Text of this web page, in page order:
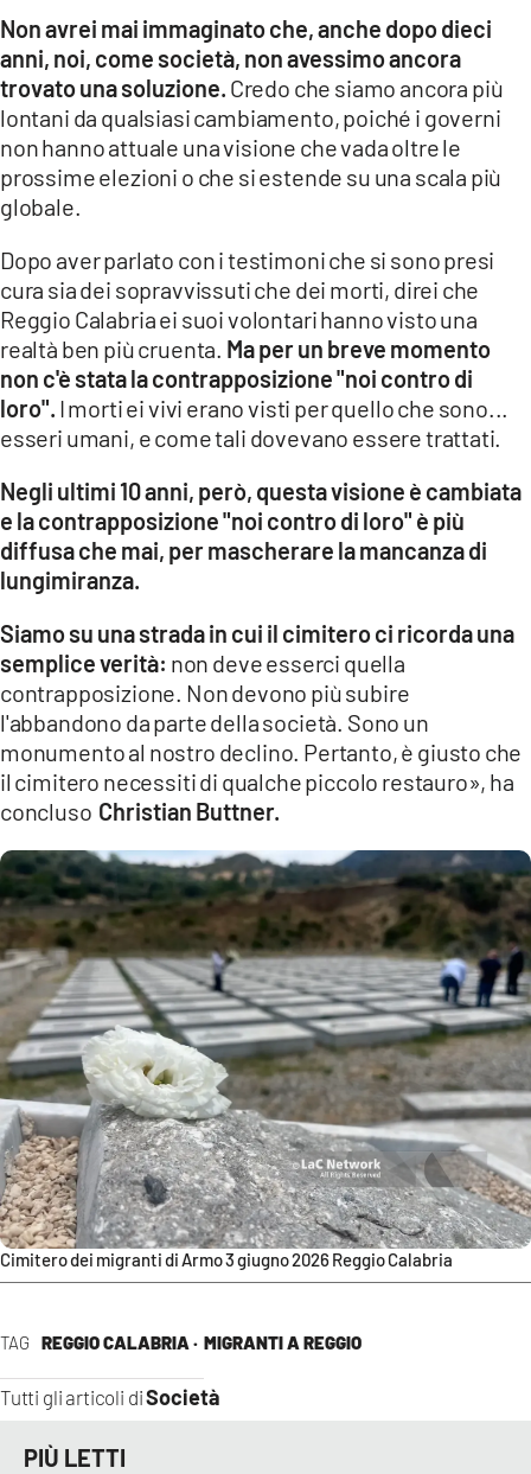
TAG REGGIO CALABRIA · MIGRANTI A REGGIO
Tutti gli articoli diSocietà
Non avrei mai immaginato che, anche dopo dieci
anni, noi, come società, non avessimo ancora
trovato una soluzione. Credo che siamo ancora più
lontani da qualsiasi cambiamento, poiché i governi
non hanno attuale una visione che vada oltre le
prossime elezioni o che si estende su una scala più
globale.
Dopo aver parlato con i testimoni che si sono presi
cura sia dei sopravvissuti che dei morti, direi che
Reggio Calabria ei suoi volontari hanno visto una
realtà ben più cruenta. Ma per un breve momento
non c'è stata la contrapposizione "noi contro di
loro". I morti ei vivi erano visti per quello che sono...
esseri umani, e come tali dovevano essere trattati.
Negli ultimi 10 anni, però, questa visione è cambiata
e la contrapposizione "noi contro di loro" è più
diffusa che mai, per mascherare la mancanza di
lungimiranza.
Siamo su una strada in cui il cimitero ci ricorda una
semplice verità: non deve esserci quella
contrapposizione. Non devono più subire
l'abbandono da parte della società. Sono un
monumento al nostro declino. Pertanto, è giusto che
il cimitero necessiti di qualche piccolo restauro», ha
concluso Christian Buttner.
Cimitero dei migranti di Armo 3 giugno 2026 Reggio Calabria
PIÙ LETTI